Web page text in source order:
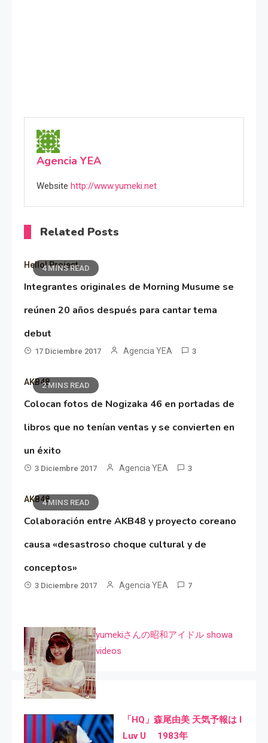
Agencia YEA
Website http://www.yumeki.net
Related Posts
4 MINS READ
Hello! Project
Integrantes originales de Morning Musume se
reúnen 20 años después para cantar tema
debut
17 Diciembre 2017 Agencia YEA 3
2 MINS READ
AKB48
Colocan fotos de Nogizaka 46 en portadas de
libros que no tenían ventas y se convierten en
un éxito
3 Diciembre 2017 Agencia YEA 3
4 MINS READ
AKB48
Colaboración entre AKB48 y proyecto coreano
causa «desastroso choque cultural y de
conceptos»
3 Diciembre 2017 Agencia YEA 7
yumekiさんの昭和アイドル showa
videos
「HQ」森尾由美 天気予報は I
Luv U 1983年